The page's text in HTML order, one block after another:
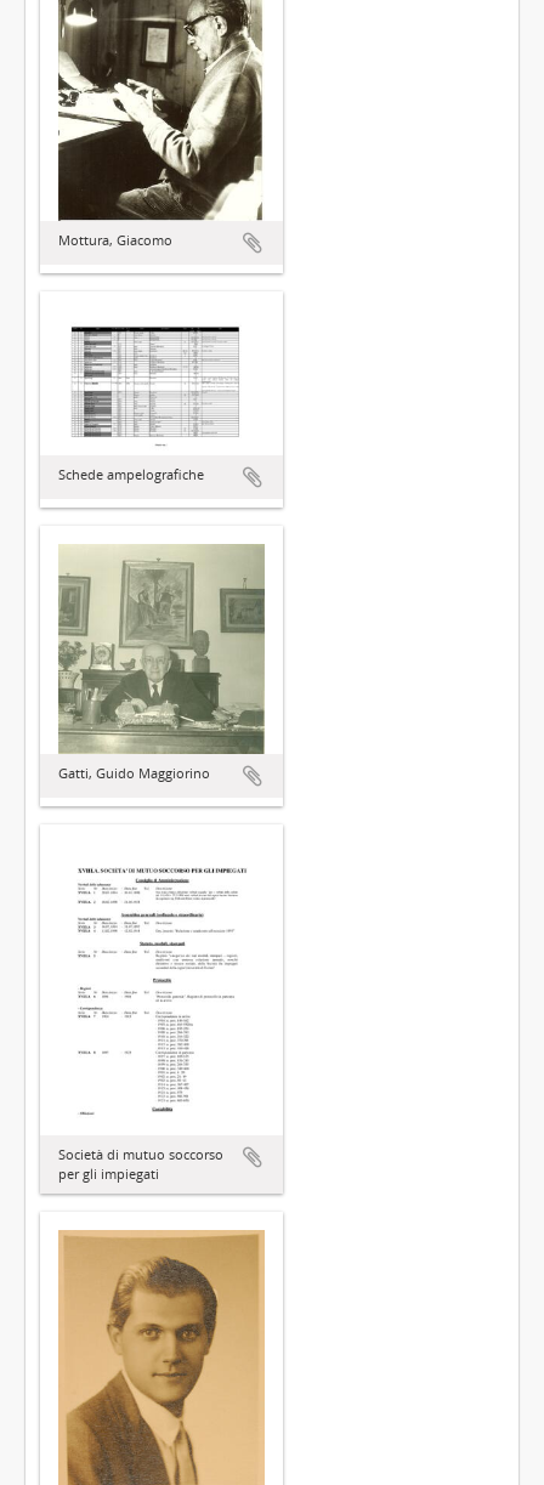
Mottura, Giacomo
Schede ampelografiche
Gatti, Guido Maggiorino
Società di mutuo soccorso
per gli impiegati